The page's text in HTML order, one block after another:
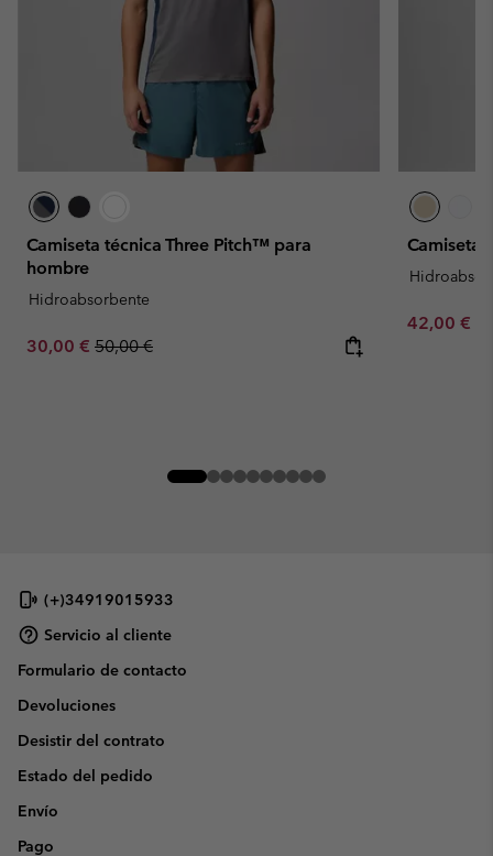
Camiseta técnica Three Pitch™ para
hombre
Hidroabsorbente
Sale price:
30,00 € Regular price:
50,00 €
Camiseta
Minimum
42,00 €
(+)34919015933
Servicio al cliente
Formulario de contacto
Devoluciones
Desistir del contrato
Estado del pedido
Envío
Pago